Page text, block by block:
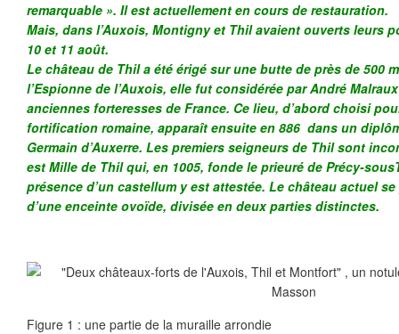
remarquable ». Il est actuellement en cours de restauration.
Mais, dans l’Auxois, Montigny et Thil avaient ouverts leurs
10 et 11 août.
Le château de Thil a été érigé sur une butte de près de 500
l’Espionne de l’Auxois, elle fut considérée par André
anciennes forteresses de France. Ce lieu, d’abord choisi
fortification romaine, apparaît ensuite en 886 dans un
Germain d’Auxerre. Les premiers seigneurs de Thil sont
est Mille de Thil qui, en 1005, fonde le prieuré de Précy-
présence d’un castellum y est attestée. Le château actuel
d’une enceinte ovoïde, divisée en deux parties distinctes.
Figure 1 : une partie de la muraille arrondie